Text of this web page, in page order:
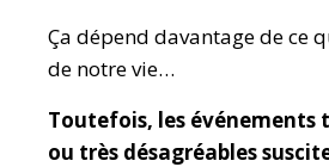
Ça dépend davantage de ce
de notre vie…
Toutefois, les événements
ou très désagréables